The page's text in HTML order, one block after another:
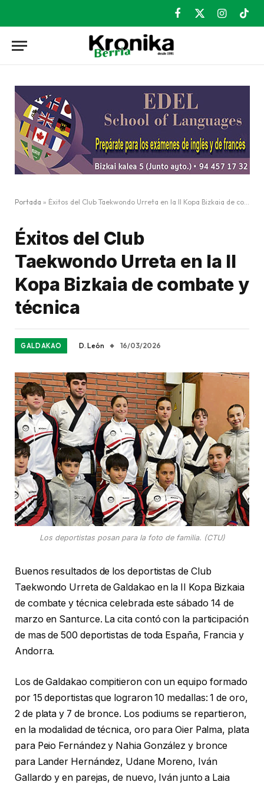
Facebook
X
Instagram
Portada » Éxitos del Club Taekwondo Urreta en la II Kopa Bizkaia de combate y técnica
Éxitos del Club
Taekwondo Urreta en la II
Kopa Bizkaia de combate y
técnica
GALDAKAO D. León 16/03/2026
Los deportistas posan para la foto de familia. (CTU)
Buenos resultados de los deportistas de Club
Taekwondo Urreta de Galdakao en la II Kopa Bizkaia
de combate y técnica celebrada este sábado 14 de
marzo en Santurce. La cita contó con la participación
de mas de 500 deportistas de toda España, Francia y
Andorra.
Los de Galdakao compitieron con un equipo formado
por 15 deportistas que lograron 10 medallas: 1 de oro,
2 de plata y 7 de bronce. Los podiums se repartieron,
en la modalidad de técnica, oro para Oier Palma, plata
para Peio Fernández y Nahia González y bronce
para Lander Hernández, Udane Moreno, Iván
Gallardo y en parejas, de nuevo, Iván junto a Laia